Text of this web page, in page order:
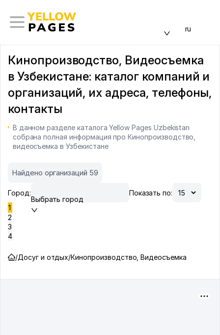
ru
Кинопроизводство, Видеосъемка
в Узбекистане: каталог компаний и
организаций, их адреса, телефоны,
контакты
В данном разделе каталога Yellow Pages Uzbekistan
собрана полная информация про Кинопроизводство,
видеосъемка в Узбекистане
Найдено организаций 59
Город:
Выбрать город
Показать по:
1
2
3
4
/Досуг и отдых/Кинопроизводство, Видеосъемка